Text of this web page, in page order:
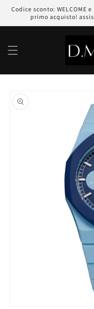
direttamente
ai contenuti
Codice sconto: WELCOME
primo acquisto!
informazioni
sul prodotto